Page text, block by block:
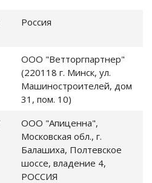
Россия
ООО "Ветторгпартнер"
(220118 г. Минск, ул.
Машиностроителей, дом
31, пом. 10)
ООО "Апиценна",
Московская обл., г.
Балашиха, Полтевское
шоссе, владение 4,
РОССИЯ